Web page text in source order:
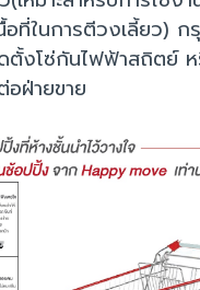
อที่ในการตีวงเลี้ยว)
ตั้งโซ่กันไฟฟ้าสถิตย์ ห
ฝ่ายขาย